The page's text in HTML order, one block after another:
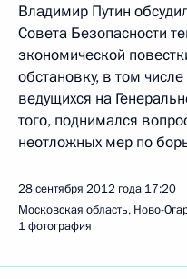
Владимир Путин
Совета Безопасности
экономической
обстановку, в том
ведущихся на
того, поднимался
неотложных мер по
28 сентября 2012 года 17:20
Московская область, Ново-
1 фотография